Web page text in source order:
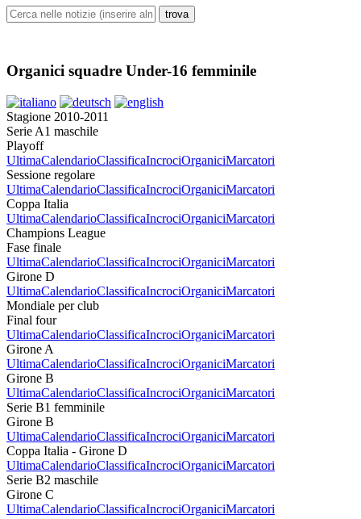
Organici squadre Under-16 femminile
Stagione 2010-2011
Serie A1 maschile
Playoff
UltimaCalendarioClassificaIncrociOrganiciMarcatori
Sessione regolare
UltimaCalendarioClassificaIncrociOrganiciMarcatori
Coppa Italia
UltimaCalendarioClassificaIncrociOrganiciMarcatori
Champions League
Fase finale
UltimaCalendarioClassificaIncrociOrganiciMarcatori
Girone D
UltimaCalendarioClassificaIncrociOrganiciMarcatori
Mondiale per club
Final four
UltimaCalendarioClassificaIncrociOrganiciMarcatori
Girone A
UltimaCalendarioClassificaIncrociOrganiciMarcatori
Girone B
UltimaCalendarioClassificaIncrociOrganiciMarcatori
Serie B1 femminile
Girone B
UltimaCalendarioClassificaIncrociOrganiciMarcatori
Coppa Italia - Girone D
UltimaCalendarioClassificaIncrociOrganiciMarcatori
Serie B2 maschile
Girone C
UltimaCalendarioClassificaIncrociOrganiciMarcatori